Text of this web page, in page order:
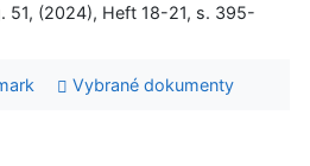
51, (2024), Heft 18-21, s. 395-
Vybrané dokumenty